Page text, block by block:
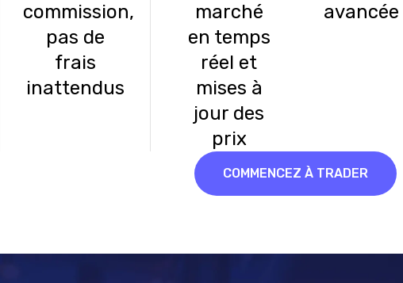
commission,
pas de
frais
inattendus
marché
en temps
réel et
mises à
jour des
prix
avancée
COMMENCEZ À TRADER